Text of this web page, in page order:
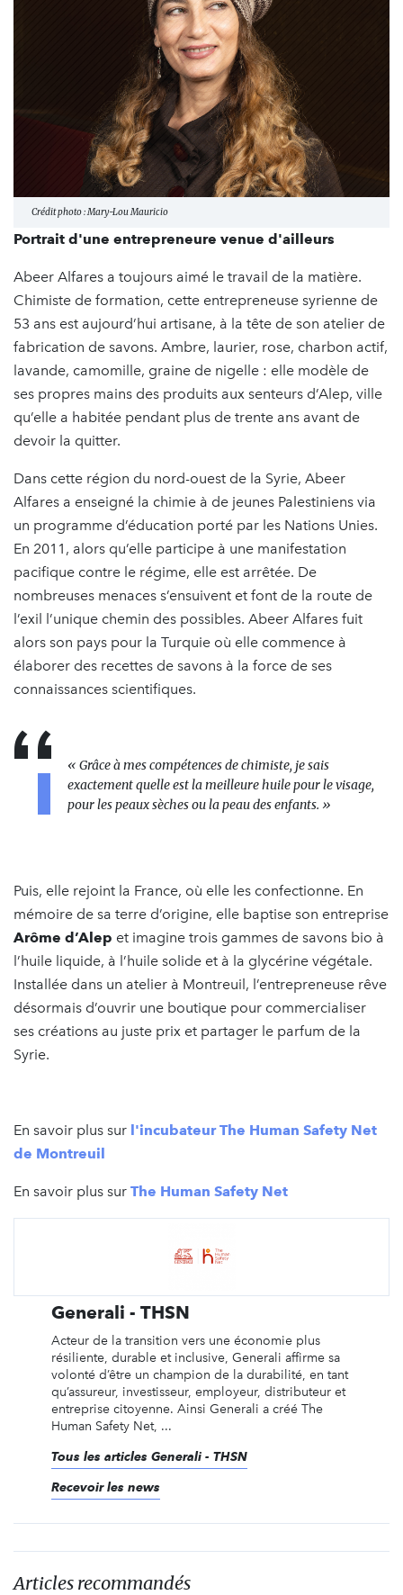
Crédit photo : Mary-Lou Mauricio
Portrait d'une entrepreneure venue d'ailleurs
Abeer Alfares a toujours aimé le travail de la matière.
Chimiste de formation, cette entrepreneuse syrienne de
53 ans est aujourd’hui artisane, à la tête de son atelier de
fabrication de savons. Ambre, laurier, rose, charbon actif,
lavande, camomille, graine de nigelle : elle modèle de
ses propres mains des produits aux senteurs d’Alep, ville
qu’elle a habitée pendant plus de trente ans avant de
devoir la quitter.
Dans cette région du nord-ouest de la Syrie, Abeer
Alfares a enseigné la chimie à de jeunes Palestiniens via
un programme d’éducation porté par les Nations Unies.
En 2011, alors qu’elle participe à une manifestation
pacifique contre le régime, elle est arrêtée. De
nombreuses menaces s’ensuivent et font de la route de
l’exil l’unique chemin des possibles. Abeer Alfares fuit
alors son pays pour la Turquie où elle commence à
élaborer des recettes de savons à la force de ses
connaissances scientifiques.
« Grâce à mes compétences de chimiste, je sais
exactement quelle est la meilleure huile pour le visage,
pour les peaux sèches ou la peau des enfants. »
Puis, elle rejoint la France, où elle les confectionne. En
mémoire de sa terre d’origine, elle baptise son entreprise
Arôme d’Alep et imagine trois gammes de savons bio à
l’huile liquide, à l’huile solide et à la glycérine végétale.
Installée dans un atelier à Montreuil, l’entrepreneuse rêve
désormais d’ouvrir une boutique pour commercialiser
ses créations au juste prix et partager le parfum de la
Syrie.
En savoir plus sur l'incubateur The Human Safety Net
de Montreuil
En savoir plus sur The Human Safety Net
Generali - THSN
Acteur de la transition vers une économie plus
résiliente, durable et inclusive, Generali affirme sa
volonté d’être un champion de la durabilité, en tant
qu’assureur, investisseur, employeur, distributeur et
entreprise citoyenne. Ainsi Generali a créé The
Human Safety Net, ...
Tous les articles Generali - THSN
Recevoir les news
Articles recommandés